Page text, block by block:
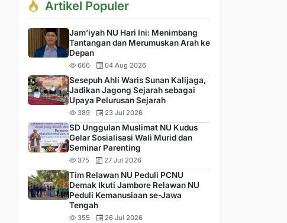
Artikel Populer
Jam’iyah NU Hari Ini: Menimbang
Tantangan dan Merumuskan Arah ke
Depan
666 04 Aug 2026
Sesepuh Ahli Waris Sunan Kalijaga,
Jadikan Jagong Sejarah sebagai
Upaya Pelurusan Sejarah
389 23 Jul 2026
SD Unggulan Muslimat NU Kudus
Gelar Sosialisasi Wali Murid dan
Seminar Parenting
375 27 Jul 2026
Tim Relawan NU Peduli PCNU
Demak Ikuti Jambore Relawan NU
Peduli Kemanusiaan se-Jawa
Tengah
355 26 Jul 2026